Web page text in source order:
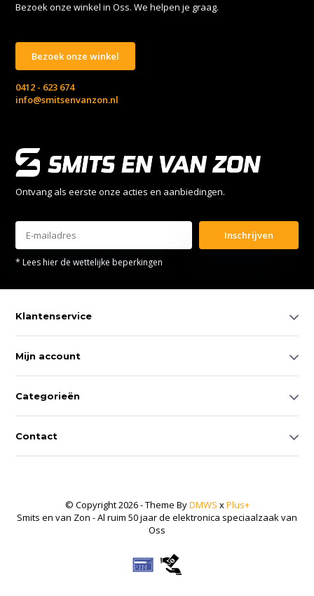
Bezoek onze winkel in Oss. We helpen je graag.
Bezoek onze winkel
0412 - 623 674
info@smitsenvanzon.nl
Ontvang als eerste onze acties en aanbiedingen.
Inschrijven
* Lees hier de wettelijke beperkingen
Klantenservice
Mijn account
Categorieën
Contact
© Copyright 2026 - Theme ByDMWS xPlus+
Smits en van Zon - Al ruim 50 jaar de elektronica speciaalzaak van
Oss